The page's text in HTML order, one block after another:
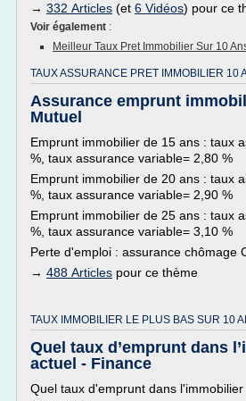
→ 332 Articles (et 6 Vidéos) pour ce
Voir également :
Meilleur Taux Pret Immobilier Sur 10
TAUX ASSURANCE PRET IMMOBILIER 10
Assurance emprunt
Mutuel
Emprunt immobilier de 15 ans : taux
%, taux assurance variable= 2,80 %
Emprunt immobilier de 20 ans : taux
%, taux assurance variable= 2,90 %
Emprunt immobilier de 25 ans : taux
%, taux assurance variable= 3,10 %
Perte d'emploi : assurance chômage
→ 488 Articles pour ce thème
TAUX IMMOBILIER LE PLUS BAS SUR 10
Quel taux d’emprunt dans
actuel - Finance
Quel taux d'emprunt dans